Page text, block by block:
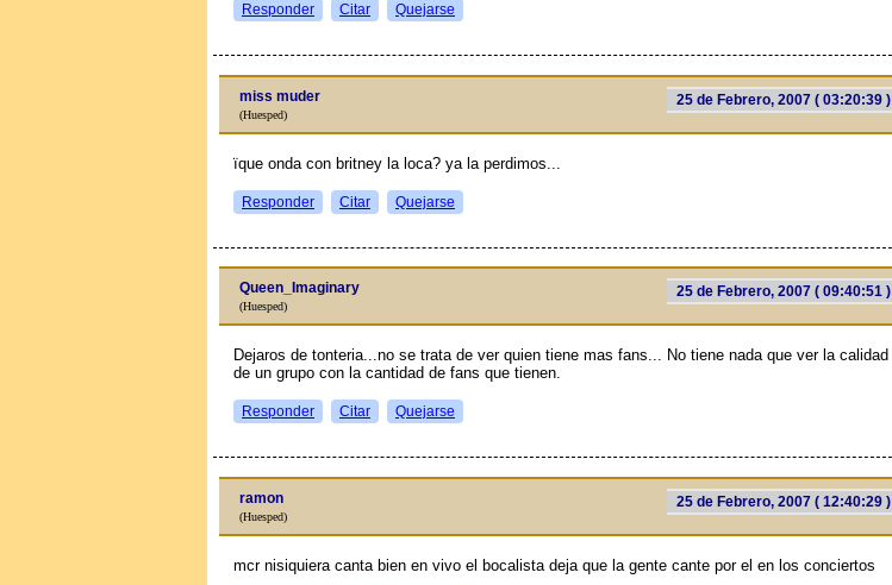
Responder Citar Quejarse
25 de Febrero, 2007 ( 03:20:39 )
miss muder
(Huesped)
їque onda con britney la loca? ya la perdimos...
Responder Citar Quejarse
25 de Febrero, 2007 ( 09:40:51 )
Queen_Imaginary
(Huesped)
Dejaros de tonteria...no se trata de ver quien tiene mas fans... No tiene nada que ver la calidad
de un grupo con la cantidad de fans que tienen.
Responder Citar Quejarse
25 de Febrero, 2007 ( 12:40:29 )
ramon
(Huesped)
mcr nisiquiera canta bien en vivo el bocalista deja que la gente cante por el en los conciertos